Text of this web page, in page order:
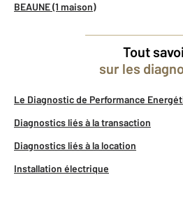
BEAUNE (1 maison)
Tout
sur les
Le Diagnostic de Performance
Diagnostics liés à la transaction
Diagnostics liés à la location
Installation électrique